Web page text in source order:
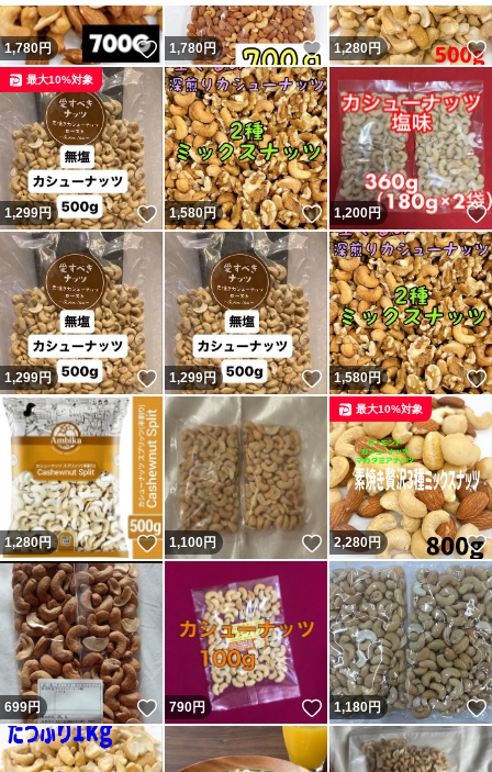
1,780円 いいね！
1,780円 いいね！
1,280円
1,299円 いいね！
最大10%対象
1,580円 いいね！
1,200円
1,299円 いいね！
1,299円 いいね！
1,580円
1,280円 いいね！
1,100円 いいね！
2,280円
最大10%対象
699円 いいね！
790円 いいね！
1,180円